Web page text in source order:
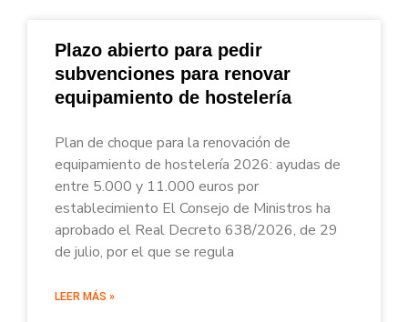
Plazo abierto para pedir
subvenciones para renovar
equipamiento de hostelería
Plan de choque para la renovación de
equipamiento de hostelería 2026: ayudas de
entre 5.000 y 11.000 euros por
establecimiento El Consejo de Ministros ha
aprobado el Real Decreto 638/2026, de 29
de julio, por el que se regula
LEER MÁS »